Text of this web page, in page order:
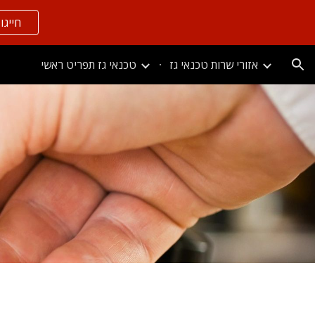
חייגו
טכנאי גז תפריט ראשי אזורי שרות טכנאי גז